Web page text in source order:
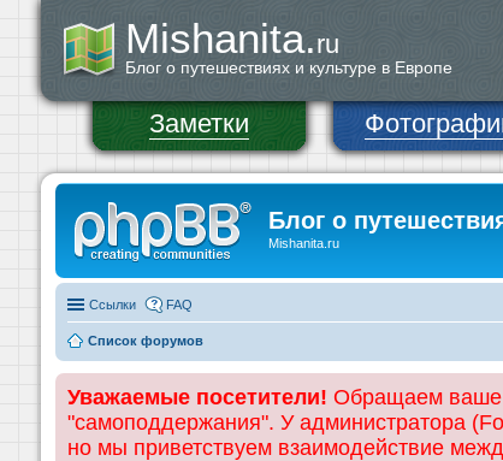
Mishanita.ru
Блог о путешествиях и культуре в Европе
Заметки
Блог о
Mishanita.ru
Ссылки FAQ
Список форумов
Уважаемые посетители! Обращаем ваше
"самоподдержания". У администратора
но мы приветствуем взаимодействие